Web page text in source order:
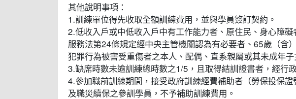
其他說明事項：
1.訓練單位得先收取全額訓練費用，並與學員簽訂契約。
2.低收入戶或中低收入戶中有工作能力者、原住民、身心障
服務法第24條規定經中央主管機關認為有必要者、65歲（含
犯罪行為被害受重傷者之本人、配偶、直系親屬或其未成年
3.缺席時數未逾訓練總時數之1/5，且取得結訓證書者，經行
4.參加職前訓練期間，接受政府訓練經費補助者（勞保投保
及職災續保之參訓學員，不予補助訓練費用。